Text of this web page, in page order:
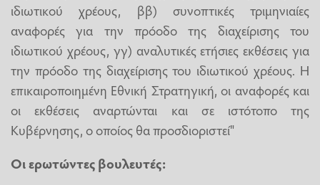
ιδιωτικού χρέους, ββ) συνοπτικές τριμηνιαίες
αναφορές για την πρόοδο της διαχείρισης του
ιδιωτικού χρέους, γγ) αναλυτικές ετήσιες εκθέσεις για
την πρόοδο της διαχείρισης του ιδιωτικού χρέους. Η
επικαιροποιημένη Εθνική Στρατηγική, οι αναφορές και
οι εκθέσεις αναρτώνται και σε ιστότοπο της
Κυβέρνησης, ο οποίος θα προσδιοριστεί"
Οι ερωτώντες βουλευτές: